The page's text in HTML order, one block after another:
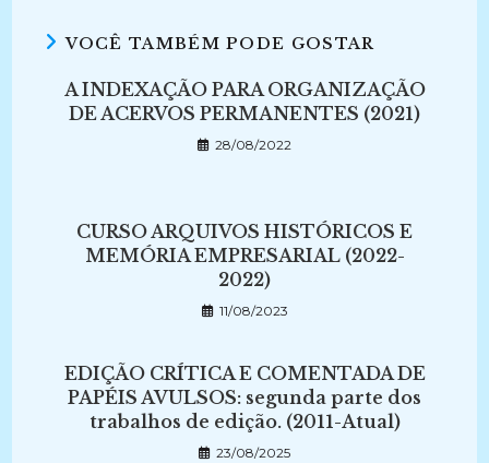
VOCÊ TAMBÉM PODE GOSTAR
A INDEXAÇÃO PARA ORGANIZAÇÃO
DE ACERVOS PERMANENTES (2021)
28/08/2022
CURSO ARQUIVOS HISTÓRICOS E
MEMÓRIA EMPRESARIAL (2022-
2022)
11/08/2023
EDIÇÃO CRÍTICA E COMENTADA DE
PAPÉIS AVULSOS: segunda parte dos
trabalhos de edição. (2011-Atual)
23/08/2025